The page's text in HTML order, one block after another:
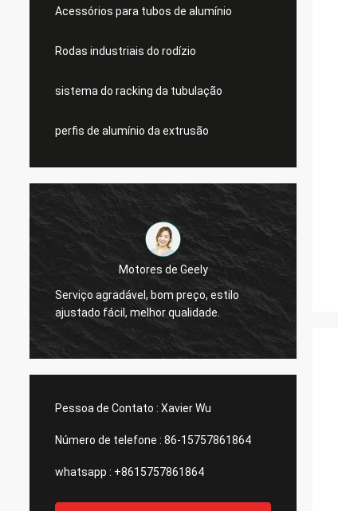
Acessórios para tubos de alumínio
Rodas industriais do rodízio
sistema do racking da tubulação
perfis de alumínio da extrusão
Motores de Geely
Serviço agradável, bom preço, estilo
ajustado fácil, melhor qualidade.
Pessoa de Contato : Xavier Wu
Número de telefone : 86-15757861864
whatsapp : +8615757861864